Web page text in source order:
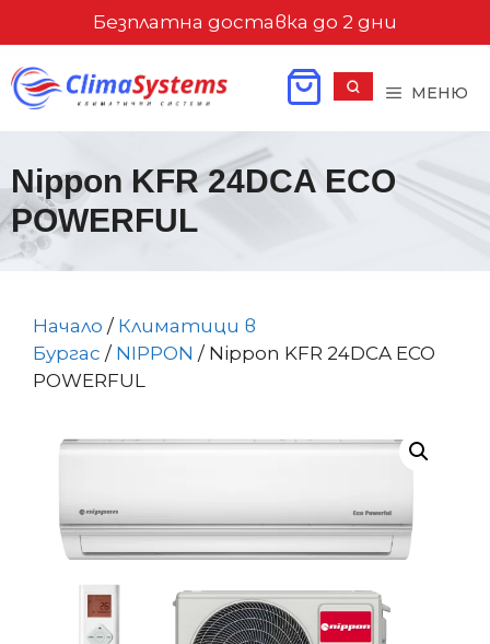
съдържанието
Безплатна доставка до 2 дни
МЕНЮ
Nippon KFR 24DCA ECO
POWERFUL
Начало / Климатици в
Бургас / NIPPON / Nippon KFR 24DCA ECO
POWERFUL